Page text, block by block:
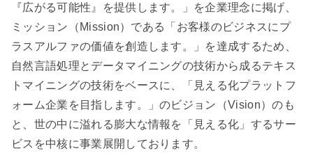
『広がる可能性』を提供します。」を企業理念に掲げ、
ミッション（Mission）である「お客様のビジネスにプ
ラスアルファの価値を創造します。」を達成するため、
自然言語処理とデータマイニングの技術から成るテキス
トマイニングの技術をベースに、「見える化プラットフ
ォーム企業を目指します。」のビジョン（Vision）のも
と、世の中に溢れる膨大な情報を「見える化」するサー
ビスを中核に事業展開しております。